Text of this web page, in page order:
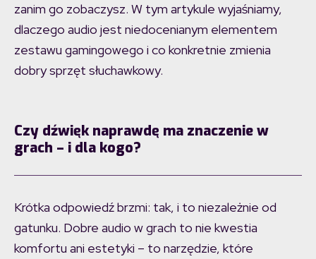
zanim go zobaczysz. W tym artykule wyjaśniamy,
dlaczego audio jest niedocenianym elementem
zestawu gamingowego i co konkretnie zmienia
dobry sprzęt słuchawkowy.
Czy dźwięk naprawdę ma znaczenie w
grach – i dla kogo?
Krótka odpowiedź brzmi: tak, i to niezależnie od
gatunku. Dobre audio w grach to nie kwestia
komfortu ani estetyki – to narzędzie, które